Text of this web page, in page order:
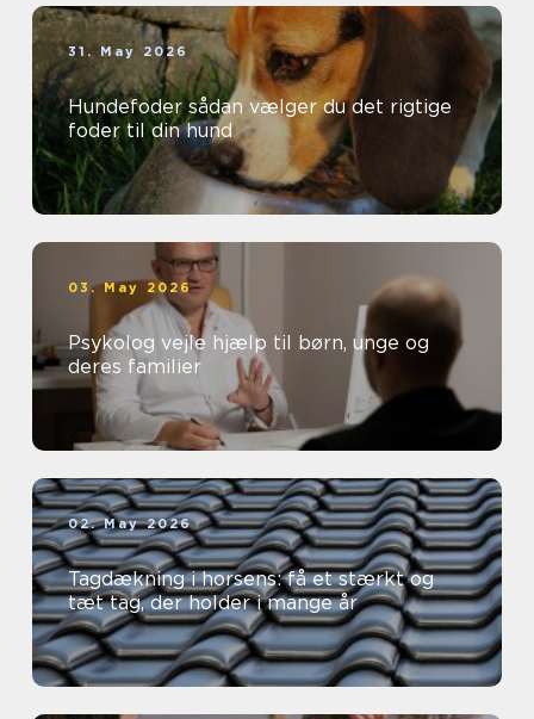
31. May 2026
Hundefoder sådan vælger du det rigtige
foder til din hund
03. May 2026
Psykolog vejle hjælp til børn, unge og
deres familier
02. May 2026
Tagdækning i horsens: få et stærkt og
tæt tag, der holder i mange år